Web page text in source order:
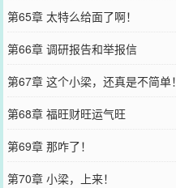
第65章 太特么给面了啊！
第66章 调研报告和举报信
第67章 这个小梁，还真是不简单！
第68章 福旺财旺运气旺
第69章 那咋了！
第70章 小梁，上来！